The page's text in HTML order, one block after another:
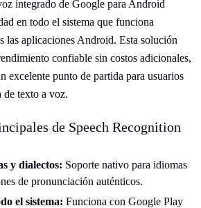
integrado de Google para Android
en todo el sistema que funciona
las aplicaciones Android. Esta solución
confiable sin costos adicionales,
excelente punto de partida para usuarios
de texto a voz.
de Speech Recognition
y dialectos: Soporte nativo para idiomas
de pronunciación auténticos.
el sistema: Funciona con Google Play